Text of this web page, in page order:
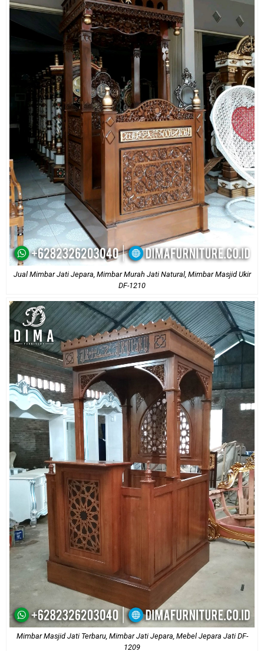
Jual Mimbar Jati Jepara, Mimbar Murah Jati Natural, Mimbar Masjid Ukir
DF-1210
Mimbar Masjid Jati Terbaru, Mimbar Jati Jepara, Mebel Jepara Jati DF-
1209